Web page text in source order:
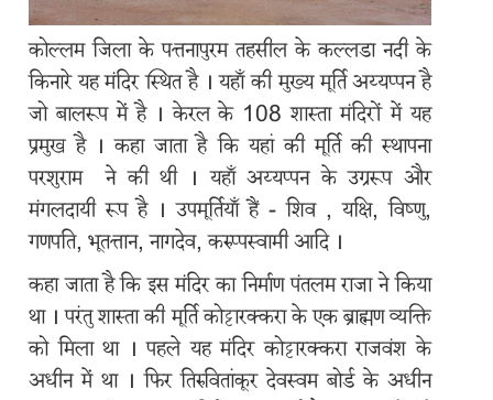
Main
navigation
🏠
विषय
कोल्लम जिला के पत्तनापुरम तहसील के कल्लडा नदी के
किनारे यह मंदिर स्थित है । यहाँ की मुख्य मूर्ति अय्यप्पन है
जो बालरूप में है । केरल के 108 शास्ता मंदिरों में यह
प्रमुख है । कहा जाता है कि यहां की मूर्ति की स्थापना
परशुराम ने की थी । यहाँ अय्यप्पन के उग्ररूप और
मंगलदायी रूप है । उपमूर्तियाँ हैं - शिव , यक्षि, विष्णु,
गणपति, भूतत्तान, नागदेव, करुप्पस्वामी आदि ।
कहा जाता है कि इस मंदिर का निर्माण पंतलम राजा ने किया
था । परंतु शास्ता की मूर्ति कोट्टारक्करा के एक ब्राह्मण व्यक्ति
को मिला था । पहले यह मंदिर कोट्टारक्करा राजवंश के
अधीन में था । फिर तिरुवितांकूर देवस्वम बोर्ड के अधीन